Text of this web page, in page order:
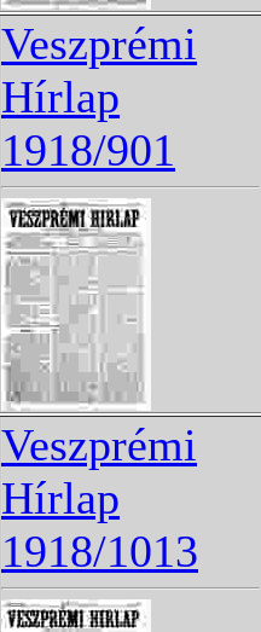
Veszprémi
Hírlap
1918/901
Veszprémi
Hírlap
1918/1013